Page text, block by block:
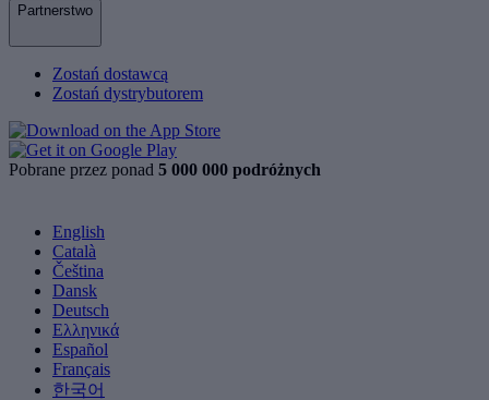
Partnerstwo
Zostań dostawcą
Zostań dystrybutorem
Pobrane przez ponad 5 000 000 podróżnych
English
Català
Čeština
Dansk
Deutsch
Ελληνικά
Español
Français
한국어